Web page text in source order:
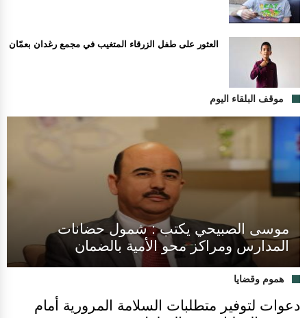
العثور على طفل الزرقاء المتغيب في مجمع رغدان بعمّان
موقف البلقاء اليوم
موسى الصبيحي يكتب : شمول حضانات
المدارس ومراكز محو الأمية بالضمان
هموم وقضايا
دعوات لتوفير متطلبات السلامة المرورية أمام